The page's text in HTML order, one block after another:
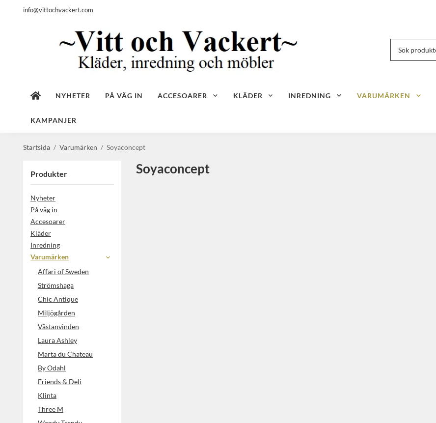
info@vittochvackert.com
NYHETER PÅ VÄG IN ACCESOARER KLÄDER INREDNING VARUMÄRKEN
KAMPANJER
Startsida / Varumärken / Soyaconcept
Produkter
Nyheter
På väg in
Accesoarer
Kläder
Inredning
Varumärken
Affari of Sweden
Strömshaga
Chic Antique
Miljögården
Västanvinden
Laura Ashley
Marta du Chateau
By Odahl
Friends & Deli
Klinta
Three M
Soyaconcept